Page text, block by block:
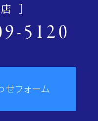
］
5120
フォーム